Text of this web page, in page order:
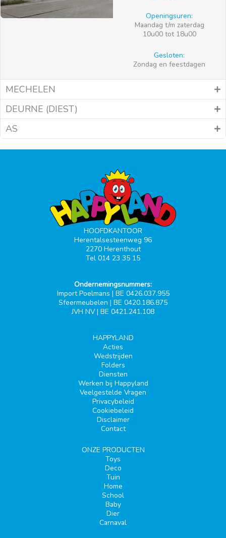
Openingsuren:
Maandag t/m zaterdag
10u00 tot 18u00
Gesloten:
Zondag en feestdagen
MECHELEN
DEURNE (DIEST)
AS
HOOFDKANTOOR
Herentalsesteenweg 96
2270 Herenthout
Tel 014 23 35 15
Ondernemingsnummers:
Import Poelmans | BE 0426.037.955
Sfeermeubelen | BE 0420.186.875
JVH NV | BE 0421.241.108
HAPPYLAND
Acties
Wedstrijden
Folders
Diensten
Werken bij Happyland
Veelgestelde Vragen
Privacybeleid
Cookiebeleid
Disclaimer
Contact
ONZE PRODUCTEN
Toys
Deco
Tuin
Home
School
Baby
Dier
Carnaval